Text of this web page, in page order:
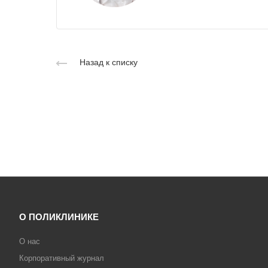
Назад к списку
О ПОЛИКЛИНИКЕ
О нас
Корпоративный журнал